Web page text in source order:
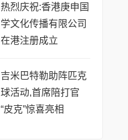
热烈庆祝:香港庚申国
学文化传播有限公司
在港注册成立
吉米巴特勒助阵匹克
球活动,首席陪打官
“皮克”惊喜亮相